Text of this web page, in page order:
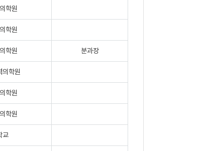
학원
학원
학원 분과장
의학원
학원
학원
교